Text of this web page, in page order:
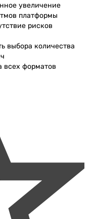
увеличение
платформы
рисков
выбора количества
всех форматов